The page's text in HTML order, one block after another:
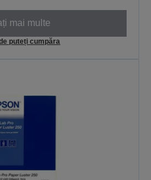
mai multe
puteți cumpăra